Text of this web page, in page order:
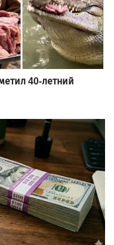
40-летний